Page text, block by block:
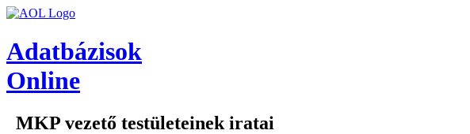
Adatbázisok
Online
MKP vezető testületeinek iratai